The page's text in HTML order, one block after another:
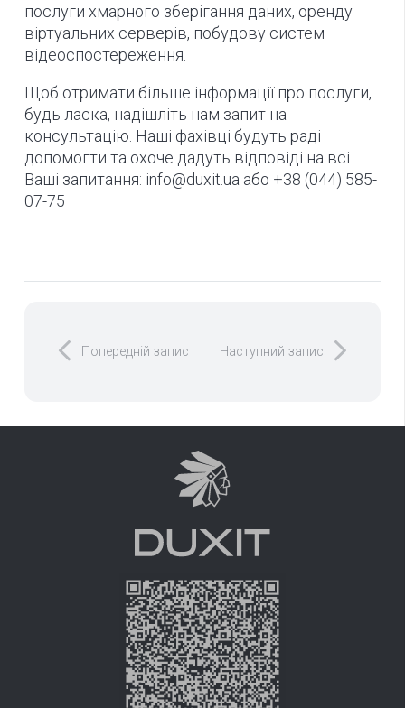
послуги хмарного зберігання даних, оренду
віртуальних серверів, побудову систем
відеоспостереження.
Щоб отримати більше інформації про послуги,
будь ласка, надішліть нам запит на
консультацію. Наші фахівці будуть раді
допомогти та охоче дадуть відповіді на всі
Ваші запитання: info@duxit.ua або +38 (044) 585-
07-75
Попередній запис Наступний запис